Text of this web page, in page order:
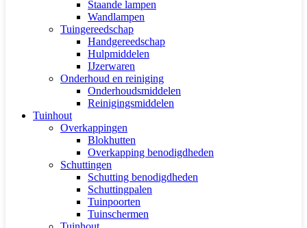
Staande lampen
Wandlampen
Tuingereedschap
Handgereedschap
Hulpmiddelen
IJzerwaren
Onderhoud en reiniging
Onderhoudsmiddelen
Reinigingsmiddelen
Tuinhout
Overkappingen
Blokhutten
Overkapping benodigdheden
Schuttingen
Schutting benodigdheden
Schuttingpalen
Tuinpoorten
Tuinschermen